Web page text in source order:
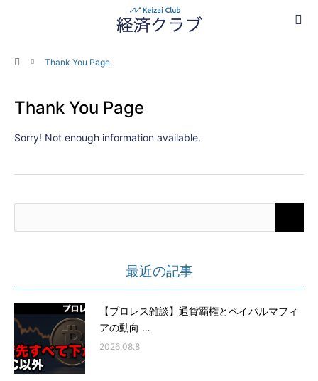
ホームThank You Page
Thank You Page
Sorry! Not enough information available.
最近の記事
【プロレス雑談】通貨覇権とペイパルマフィ
アの動向 …
2026.08.8